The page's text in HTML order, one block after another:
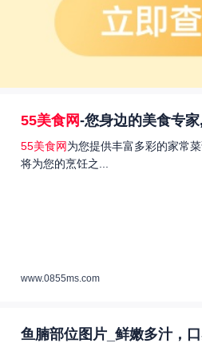
55美食网-您身边的美食专
55美食网为您提供丰富多彩的家常
将为您的烹饪之...
www.0855ms.com
鱼腩部位图片_鲜嫩多汁，